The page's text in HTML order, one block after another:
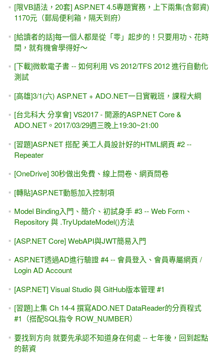
[限VB語法，20套] ASP.NET 4.5專題實務，上下兩集(含郵資)
1170元（郵局便利箱，隔天到府）
[給讀者的話]每一個人都是從「零」起步的！只要用功、花時
間，就有機會學得好～
[下載]微軟電子書 -- 如何利用 VS 2012/TFS 2012 進行自動化
測試
[高雄]3/1(六) ASP.NET + ADO.NET一日實戰班，課程大綱
[台北科大 分享會] VS2017 - 開源的ASP.NET Core &
ADO.NET。2017/03/29週三晚上19:30~21:00
[習題]ASP.NET 搭配 美工人員設計好的HTML網頁 #2 --
Repeater
[OneDrive] 30秒做出免費、線上問卷、網頁問卷
[轉貼]ASP.NET動態加入控制項
Model Binding入門、簡介、初試身手 #3 -- Web Form、
Repository 與 .TryUpdateModel()方法
[ASP.NET Core] WebAPI與JWT簡易入門
ASP.NET透過AD進行驗證 #4 -- 會員登入、會員專屬網頁 /
Login AD Account
[ASP.NET] Visual Studio 與 GitHub版本管理 #1
[習題]上集 Ch 14-4 撰寫ADO.NET DataReader的分頁程式
#1（搭配SQL指令 ROW_NUMBER）
要找到方向 就要先承認不知道身在何處 -- 七年後，回到起點
的薪資